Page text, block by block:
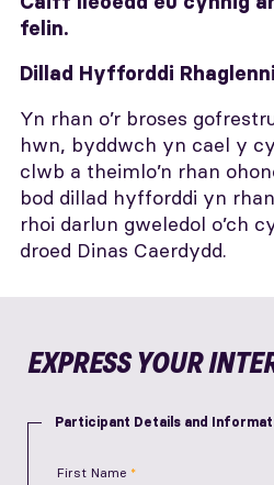
felin.
Dillad Hyfforddi Rhaglenni
Yn rhan o’r broses
hwn, byddwch yn cael y
clwb a theimlo’n rhan
bod dillad hyfforddi yn
rhoi darlun gweledol o’ch
droed Dinas Caerdydd.
EXPRESS YOUR
Participant Details and
First Name